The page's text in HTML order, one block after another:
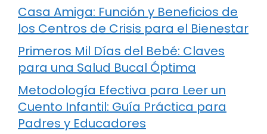
Casa Amiga: Función y Beneficios de
los Centros de Crisis para el Bienestar
Primeros Mil Días del Bebé: Claves
para una Salud Bucal Óptima
Metodología Efectiva para Leer un
Cuento Infantil: Guía Práctica para
Padres y Educadores